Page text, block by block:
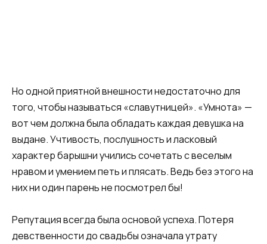
Но одной приятной внешности недостаточно для
того, чтобы называться «славутницей». «Умнота» —
вот чем должна была обладать каждая девушка на
выдане. Учтивость, послушность и ласковый
характер барышни учились сочетать с веселым
нравом и умением петь и плясать. Ведь без этого на
них ни один парень не посмотрел бы!
Репутация всегда была основой успеха. Потеря
девственности до свадьбы означала утрату